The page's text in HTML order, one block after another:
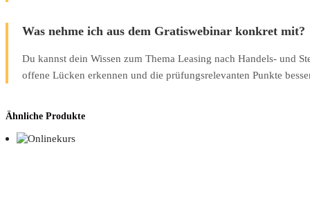
Was nehme ich aus dem Gratiswebinar konkret mit?
Du kannst dein Wissen zum Thema Leasing nach Handels- und
offene Lücken erkennen und die prüfungsrelevanten Punkte
Ähnliche Produkte